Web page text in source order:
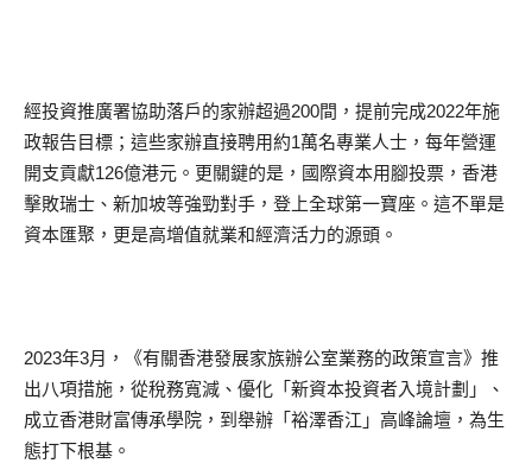
經投資推廣署協助落戶的家辦超過200間，提前完成2022年施
政報告目標；這些家辦直接聘用約1萬名專業人士，每年營運
開支貢獻126億港元。更關鍵的是，國際資本用腳投票，香港
擊敗瑞士、新加坡等強勁對手，登上全球第一寶座。這不單是
資本匯聚，更是高增值就業和經濟活力的源頭。
2023年3月，《有關香港發展家族辦公室業務的政策宣言》推
出八項措施，從稅務寬減、優化「新資本投資者入境計劃」、
成立香港財富傳承學院，到舉辦「裕澤香江」高峰論壇，為生
態打下根基。